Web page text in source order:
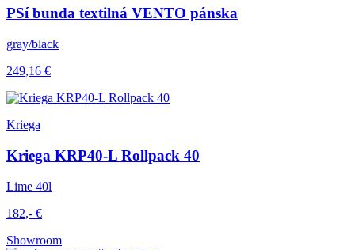
PSí bunda textilná VENTO pánska
gray/black
249,16 €
Kriega
Kriega KRP40-L Rollpack 40
Lime 40l
182,- €
Showroom